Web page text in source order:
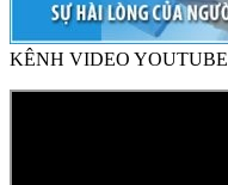
KÊNH VIDEO YOUTUBE